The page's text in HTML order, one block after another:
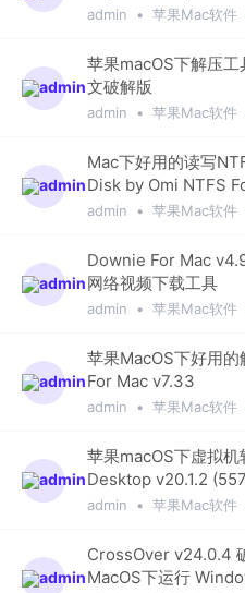
admin • 苹果Mac软件
苹果macOS下解压
文破解版
admin • 苹果Mac软件
Mac下好用的读写
Disk by Omi NTFS
admin • 苹果Mac软件
Downie For Mac
网络视频下载工具
admin • 苹果Mac软件
苹果MacOS下好用
For Mac v7.33
admin • 苹果Mac软件
苹果macOS下虚拟
Desktop v20.1.2
admin • 苹果Mac软件
CrossOver v24.0.4
MacOS下运行